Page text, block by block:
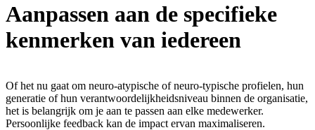
Aanpassen aan de specifieke
kenmerken van iedereen
Of het nu gaat om neuro-atypische of neuro-typische profielen, hun
generatie of hun verantwoordelijkheidsniveau binnen de organisatie,
het is belangrijk om je aan te passen aan elke medewerker.
Persoonlijke feedback kan de impact ervan maximaliseren.